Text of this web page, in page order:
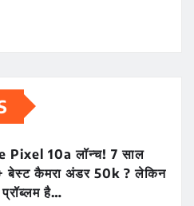
Pixel 10a लॉन्च! 7 साल
बेस्ट कैमरा अंडर 50k ? लेकिन
है…